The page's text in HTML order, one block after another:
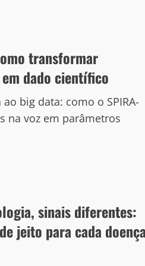
transformar
dado científico
big data: como o SPIRA-
na voz em parâmetros
sinais diferentes:
jeito para cada